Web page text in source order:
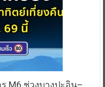
M6 ช่วงบางปะอิน–